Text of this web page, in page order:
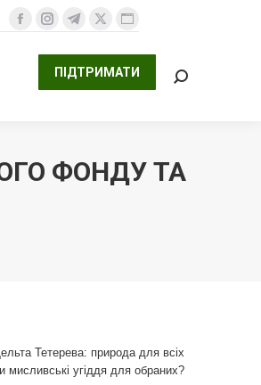
Facebook
сторінка
відкривається
Instagram
сторінка
відкривається
Telegram
сторінка
відкривається
X
сторінка
відкривається
Website
сторінка
відкривається
ПІДТРИМАТИ Search:
ФОНДУ ТА
Тетерева: природа для всіх
мисливські угіддя для обраних?
ПІДТРИМАТИ